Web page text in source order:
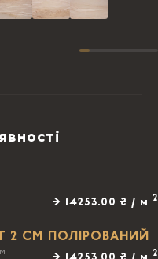
→ 14253.00 ₴ / м 2
2 CM ПОЛIРОВАНИЙ
2